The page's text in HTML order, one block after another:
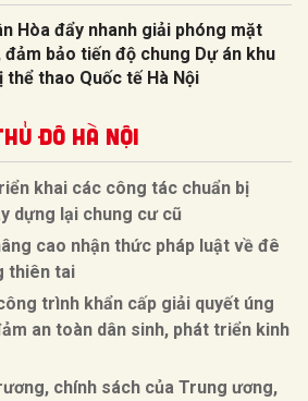
Hòa đẩy nhanh giải phóng mặt
đảm bảo tiến độ chung Dự án khu
thể thao Quốc tế Hà Nội
ĐÔ HÀ NỘI
khai các công tác chuẩn bị
dựng lại chung cư cũ
cao nhận thức pháp luật về đê
thiên tai
trình khẩn cấp giải quyết úng
an toàn dân sinh, phát triển kinh
chính sách của Trung ương,